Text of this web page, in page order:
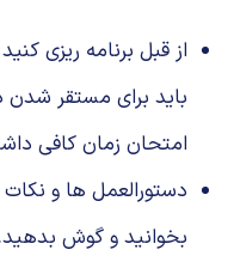
از قبل برنامه ریزی
باید برای مستقر شدن
امتحان زمان کافی
دستورالعمل ها و
بخوانید و گوش